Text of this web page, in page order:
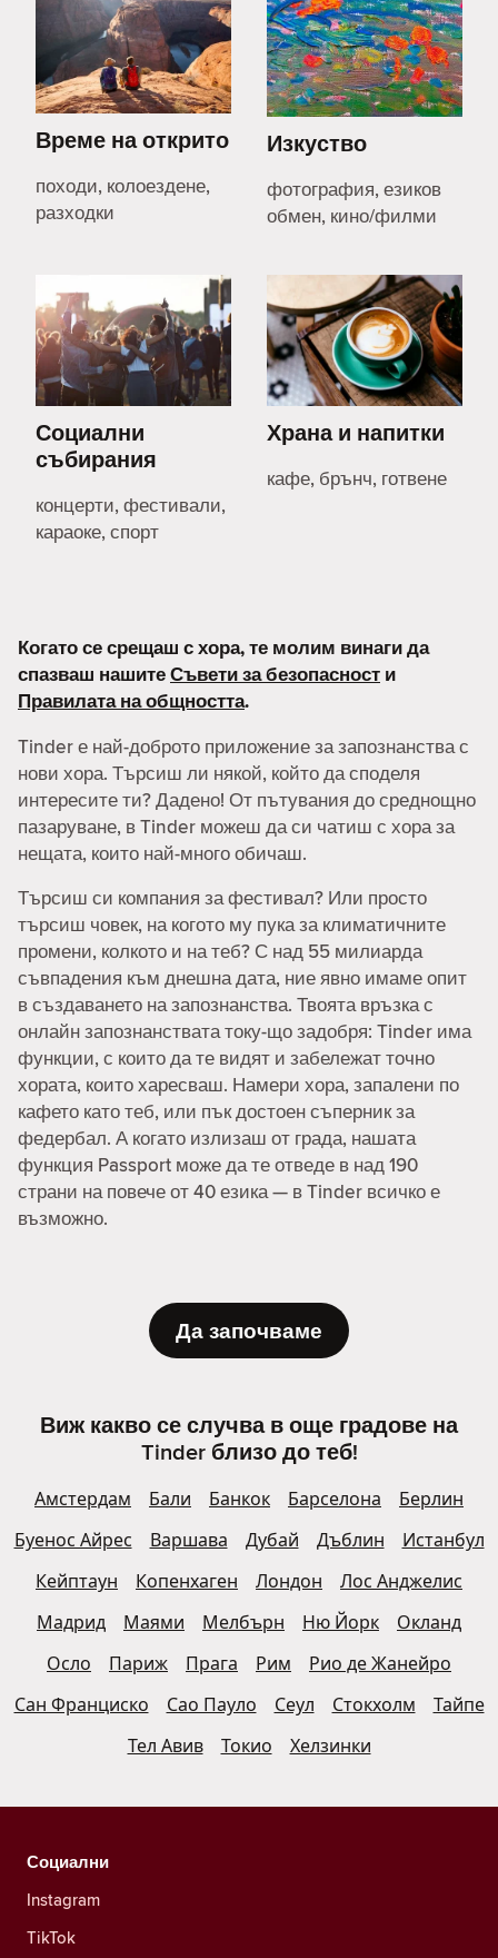
Време на открито
походи, колоездене,
разходки
Изкуство
фотография, езиков
обмен, кино/филми
Социални
събирания
концерти, фестивали,
караоке, спорт
Храна и напитки
кафе, брънч, готвене
Когато се срещаш с хора, те молим винаги да
спазваш нашитеСъвети за безопасност и
Правилата на общността.
Tinder е най-доброто приложение за запознанства с
нови хора. Търсиш ли някой, който да споделя
интересите ти? Дадено! От пътувания до среднощно
пазаруване, в Tinder можеш да си чатиш с хора за
нещата, които най-много обичаш.
Търсиш си компания за фестивал? Или просто
търсиш човек, на когото му пука за климатичните
промени, колкото и на теб? С над 55 милиарда
съвпадения към днешна дата, ние явно имаме опит
в създаването на запознанства. Твоята връзка с
онлайн запознанствата току-що задобря: Tinder има
функции, с които да те видят и забележат точно
хората, които харесваш. Намери хора, запалени по
кафето като теб, или пък достоен съперник за
федербал. А когато излизаш от града, нашата
функция Passport може да те отведе в над 190
страни на повече от 40 езика — в Tinder всичко е
възможно.
Да започваме
Виж какво се случва в още градове на
Tinder близо до теб!
Амстердам Бали Банкок Барселона
Берлин
Буенос Айрес
Варшава Дубай Дъблин
Истанбул
Кейптаун
Копенхаген Лондон
Лос Анджелис
Мадрид
Маями Мелбърн Ню Йорк
Окланд
Осло
Париж Прага Рим
Рио де Жанейро
Сан Франциско
Сао Пауло Сеул Стокхолм
Тайпе
Тел Авив
Токио Хелзинки
Социални
Instagram
TikTok